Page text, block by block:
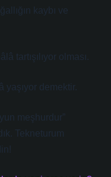
kaybı ve
tartışılıyor olması.
yaşıyor demektir.
meşhurdur”
Tekneturum